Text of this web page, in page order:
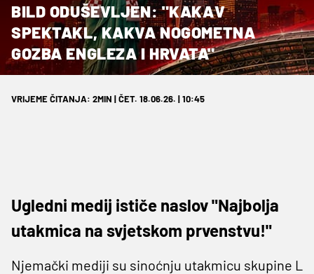
BILD ODUŠEVLJEN: "KAKAV
SPEKTAKL, KAKVA NOGOMETNA
GOZBA ENGLEZA I HRVATA"
VRIJEME ČITANJA: 2MIN | ČET. 18.06.26. | 10:45
Ugledni medij ističe naslov "Najbolja
utakmica na svjetskom prvenstvu!"
Njemački mediji su sinoćnju utakmicu skupine L